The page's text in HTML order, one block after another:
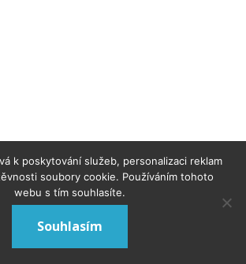
k poskytování služeb, personalizaci reklam
soubory cookie. Používáním tohoto
webu s tím souhlasíte.
Souhlasím